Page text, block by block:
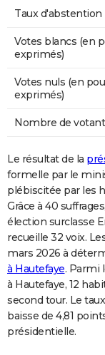
Taux d'abstention
Votes blancs (en
exprimés)
Votes nuls (en
exprimés)
Nombre de
Le résultat de la
formelle par le
plébiscitée par les
Grâce à 40
élection surclasse
recueille 32 voix.
mars 2026 à
à Hautefaye. Parmi
à Hautefaye, 12
second tour. Le
baisse de 4,81
présidentielle.